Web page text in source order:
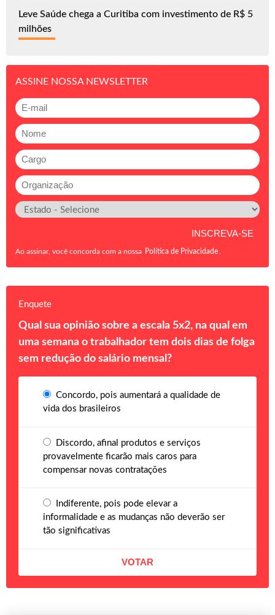
Leve Saúde chega a Curitiba com investimento de R$ 5
milhões
ASSINE NOSSA NEWSLETTER
Ao assinar, você concorda com a nossa Política de Privacidade
Enquete
Qual sua opinião sobre a escala 5x2, na qual em
uma semana o trabalhador tem dois dias de folga
sem redução do salário mensal?
Concordo, pois aumentará a qualidade de
vida dos brasileiros
Discordo, afinal produtos e serviços
provavelmente ficarão mais caros para
compensar novas contratações
Indiferente, pois pode elevar a
informalidade e as mudanças não deverão ser
tão significativas